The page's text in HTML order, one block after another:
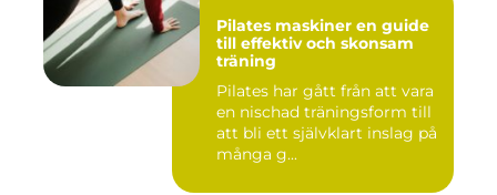
Pilates maskiner en guide
till effektiv och skonsam
träning
Pilates har gått från att vara
en nischad träningsform till
att bli ett självklart inslag på
många g...